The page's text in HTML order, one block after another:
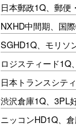
日本郵政1Q、郵便
NXHD中間期、国
SGHD1Q、モリソ
ロジスティード1Q
日本トランスシテ
渋沢倉庫1Q、3PL
ニッコンHD1Q、